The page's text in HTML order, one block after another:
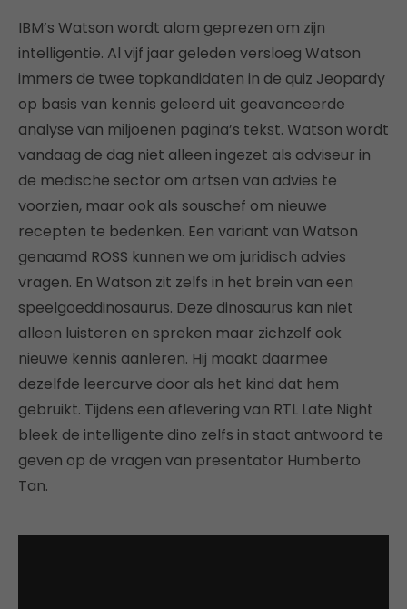
IBM’s Watson wordt alom geprezen om zijn
intelligentie. Al vijf jaar geleden versloeg Watson
immers de twee topkandidaten in de quiz Jeopardy
op basis van kennis geleerd uit geavanceerde
analyse van miljoenen pagina’s tekst. Watson wordt
vandaag de dag niet alleen ingezet als adviseur in
de medische sector om artsen van advies te
voorzien, maar ook als souschef om nieuwe
recepten te bedenken. Een variant van Watson
genaamd ROSS kunnen we om juridisch advies
vragen. En Watson zit zelfs in het brein van een
speelgoeddinosaurus. Deze dinosaurus kan niet
alleen luisteren en spreken maar zichzelf ook
nieuwe kennis aanleren. Hij maakt daarmee
dezelfde leercurve door als het kind dat hem
gebruikt. Tijdens een aflevering van RTL Late Night
bleek de intelligente dino zelfs in staat antwoord te
geven op de vragen van presentator Humberto
Tan.